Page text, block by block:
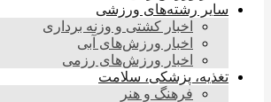
سایر رشته‌های ورزشی
اخبار کشتی و وزنه برداری
اخبار ورزش‌های آبی
اخبار ورزش‌های رزمی
تغذیه، پزشکی، سلامت
فرهنگ و هنر